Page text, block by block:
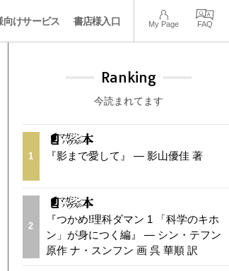
向けサービス 書店様入口 My Page FAQ
Ranking
今読まれてます
1 『影まで愛して』 — 影山優佳 著
2
『つかめ!理科ダマン 1 「科学のキホ
ン」が身につく編』 — シン・テフン
原作 ナ・スンフン 画 呉 華順 訳